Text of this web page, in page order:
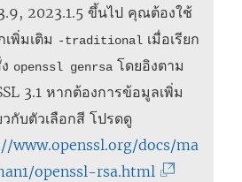
2023.1.5 ขึ้นไป คุณต้องใช้
เพิ่มเติม -traditional เมื่อเรียก
openssl genrsa โดยอิงตาม
3.1 หากต้องการข้อมูลเพิ่ม
วกับตัวเลือกสี โปรดดู
www.openssl.org/docs/ma
openssl-rsa.html